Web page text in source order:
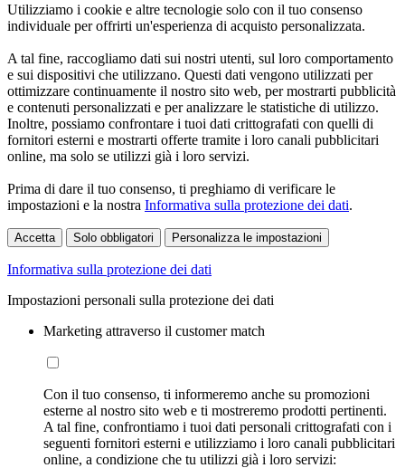
Utilizziamo i cookie e altre tecnologie solo con il tuo consenso
individuale per offrirti un'esperienza di acquisto personalizzata.
A tal fine, raccogliamo dati sui nostri utenti, sul loro comportamento
e sui dispositivi che utilizzano. Questi dati vengono utilizzati per
ottimizzare continuamente il nostro sito web, per mostrarti pubblicità
e contenuti personalizzati e per analizzare le statistiche di utilizzo.
Inoltre, possiamo confrontare i tuoi dati crittografati con quelli di
fornitori esterni e mostrarti offerte tramite i loro canali pubblicitari
online, ma solo se utilizzi già i loro servizi.
Prima di dare il tuo consenso, ti preghiamo di verificare le
impostazioni e la nostra Informativa sulla protezione dei dati.
Accetta Solo obbligatori Personalizza le impostazioni
Informativa sulla protezione dei dati
Impostazioni personali sulla protezione dei dati
Marketing attraverso il customer match
Con il tuo consenso, ti informeremo anche su promozioni
esterne al nostro sito web e ti mostreremo prodotti pertinenti.
A tal fine, confrontiamo i tuoi dati personali crittografati con i
seguenti fornitori esterni e utilizziamo i loro canali pubblicitari
online, a condizione che tu utilizzi già i loro servizi: